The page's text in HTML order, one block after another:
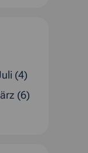
(4)
(6)